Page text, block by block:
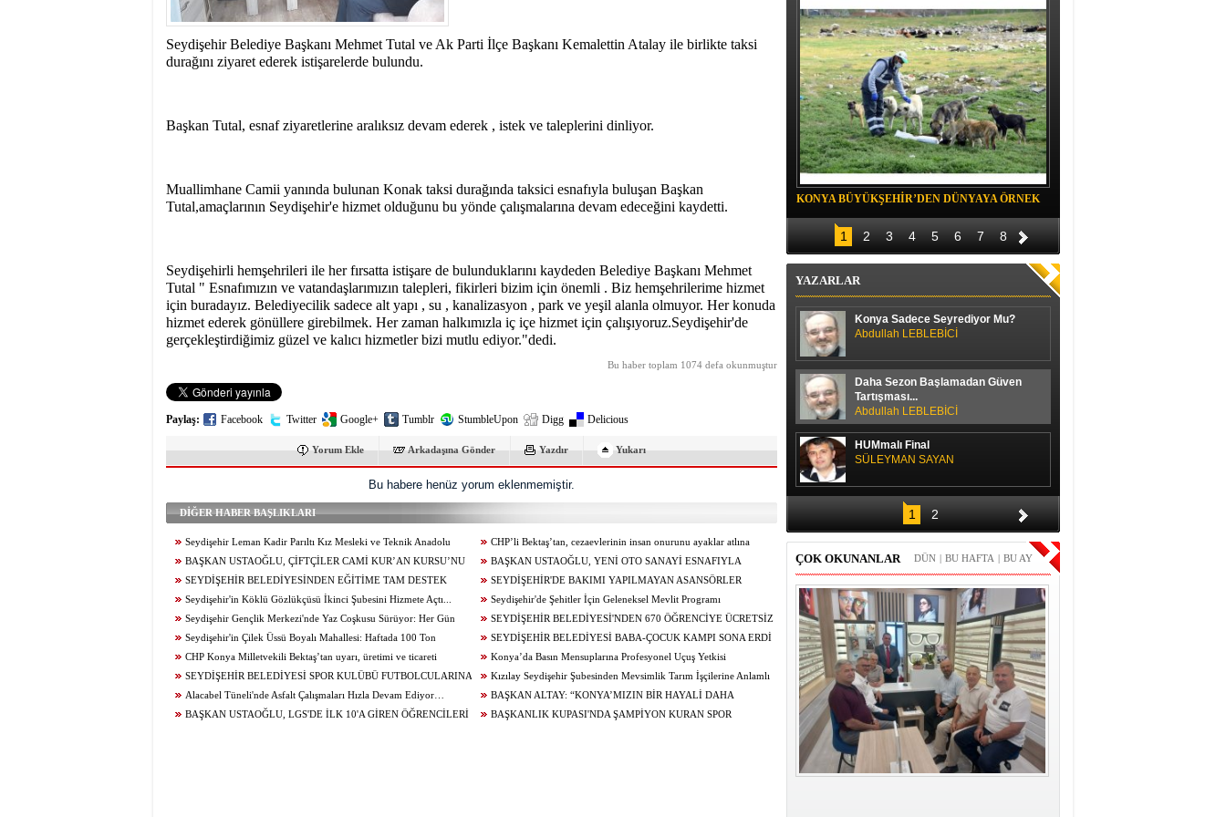
10:00 - SEYDİŞEHİR BELEDİYESİ SPOR KULÜBÜ FUTBOLCULARINA
BAŞAKŞEHİR ‘DEN DAVET
Seydişehir Belediye Başkanı Mehmet Tutal ve Ak Parti İlçe Başkanı Kemalettin Atalay ile birlikte taksi
durağını ziyaret ederek istişarelerde bulundu.
Başkan Tutal, esnaf ziyaretlerine aralıksız devam ederek , istek ve taleplerini dinliyor.
Muallimhane Camii yanında bulunan Konak taksi durağında taksici esnafıyla buluşan Başkan
Tutal,amaçlarının Seydişehir'e hizmet olduğunu bu yönde çalışmalarına devam edeceğini kaydetti.
Seydişehirli hemşehrileri ile her fırsatta istişare de bulunduklarını kaydeden Belediye Başkanı Mehmet
Tutal " Esnafımızın ve vatandaşlarımızın talepleri, fikirleri bizim için önemli . Biz hemşehrilerime hizmet
için buradayız. Belediyecilik sadece alt yapı , su , kanalizasyon , park ve yeşil alanla olmuyor. Her konuda
hizmet ederek gönüllere girebilmek. Her zaman halkımızla iç içe hizmet için çalışıyoruz.Seydişehir'de
gerçekleştirdiğimiz güzel ve kalıcı hizmetler bizi mutlu ediyor."dedi.
Bu haber toplam 1074 defa okunmuştur
Paylaş: Facebook Twitter Google+ Tumblr StumbleUpon Digg Delicious
Yorum Ekle Arkadaşına Gönder Yazdır Yukarı
Bu habere henüz yorum eklenmemiştir.
DİĞER HABER BAŞLIKLARI
Seydişehir Leman Kadir Parıltı Kız Mesleki ve Teknik Anadolu
Lisesi Öğrencileri Erasmus+ ile Avrupa’ya Açılıyor
CHP’li Bektaş’tan, cezaevlerinin insan onurunu ayaklar atlına
alınan mekânlara dönüşmesine tepki
BAŞKAN USTAOĞLU, ÇİFTÇİLER CAMİ KUR’AN KURSU’NU
ZİYARET ETTİ
BAŞKAN USTAOĞLU, YENİ OTO SANAYİ ESNAFIYLA
KAHVALTIDA BULUŞTU
SEYDİŞEHİR BELEDİYESİNDEN EĞİTİME TAM DESTEK
SEYDİŞEHİR'DE BAKIMI YAPILMAYAN ASANSÖRLER
MÜHÜRLENDİ
Seydişehir'in Köklü Gözlükçüsü İkinci Şubesini Hizmete Açtı...
Seydişehir'de Şehitler İçin Geleneksel Mevlit Programı
Düzenlendi...
Seydişehir Gençlik Merkezi'nde Yaz Coşkusu Sürüyor: Her Gün
Yeni Bir Etkinlik, Her Gün Yeni Bir Heyecan...
SEYDİŞEHİR BELEDİYESİ'NDEN 670 ÖĞRENCİYE ÜCRETSİZ
TERCİH DANIŞMANLIĞI
Seydişehir'in Çilek Üssü Boyalı Mahallesi: Haftada 100 Ton
Üretim...
SEYDİŞEHİR BELEDİYESİ BABA-ÇOCUK KAMPI SONA ERDİ
CHP Konya Milletvekili Bektaş’tan uyarı, üretimi ve ticareti
canlandıracak adımlar gecikmeden atılmalıdır
Konya’da Basın Mensuplarına Profesyonel Uçuş Yetkisi
SEYDİŞEHİR BELEDİYESİ SPOR KULÜBÜ FUTBOLCULARINA
BAŞAKŞEHİR ‘DEN DAVET
Kızılay Seydişehir Şubesinden Mevsimlik Tarım İşçilerine Anlamlı
Ziyaret
Alacabel Tüneli'nde Asfalt Çalışmaları Hızla Devam Ediyor…
BAŞKAN ALTAY: “KONYA’MIZIN BİR HAYALİ DAHA
GERÇEKLEŞİYOR. AĞIR BAKIM'DA BÜYÜK TAŞINMA BAŞLADI”
BAŞKAN USTAOĞLU, LGS'DE İLK 10'A GİREN ÖĞRENCİLERİ
BAŞKANLIK KUPASI'NDA ŞAMPİYON KURAN SPOR
KONYA BÜYÜKŞEHİR’DEN DÜNYAYA ÖRNEK
PROJE
1 2 3 4 5 6 7 8
YAZARLAR
Konya Sadece Seyrediyor Mu?
Abdullah LEBLEBİCİ
Daha Sezon Başlamadan Güven
Tartışması...
Abdullah LEBLEBİCİ
HUMmalı Final
SÜLEYMAN SAYAN
SPOR SOHBETİ
H. Yüksel GÜLAY
1 2
ÇOK OKUNANLAR BU AY
|
BU HAFTA
|
DÜN